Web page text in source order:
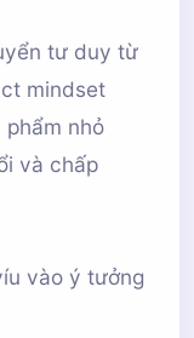
tư duy từ
mindset
phẩm nhỏ
và chấp
vào ý tưởng